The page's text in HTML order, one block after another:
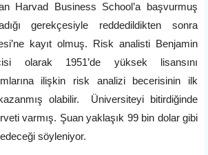
Harvad Business School’a başvurmuş
gerekçesiyle reddedildikten sonra
kayıt olmuş. Risk analisti Benjamin
olarak 1951’de yüksek lisansını
ilişkin risk analizi becerisinin ilk
olabilir. Üniversiteyi bitirdiğinde
varmış. Şuan yaklaşık 99 bin dolar gibi
söyleniyor.